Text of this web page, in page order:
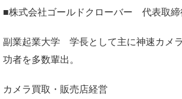
■株式会社ゴールドクローバー 代表取締
副業起業大学 学長として主に神速カメ
功者を多数輩出。
カメラ買取・販売店経営